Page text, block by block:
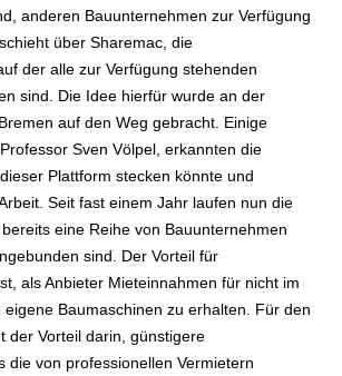
anderen Bauunternehmen zur Verfügung
über Sharemac, die
der alle zur Verfügung stehenden
sind. Die Idee hierfür wurde an der
auf den Weg gebracht. Einige
Sven Völpel, erkannten die
Plattform stecken könnte und
Seit fast einem Jahr laufen nun die
eine Reihe von Bauunternehmen
sind. Der Vorteil für
als Anbieter Mieteinnahmen für nicht im
eigene Baumaschinen zu erhalten. Für den
der Vorteil darin, günstigere
die von professionellen Vermietern